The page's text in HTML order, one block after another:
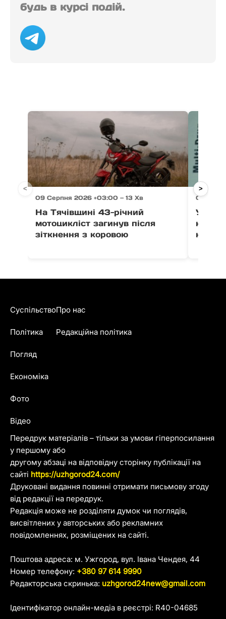
будь в курсі подій.
09 Серпня 2026 +03:00 — 13 Хв
На Тячівщині 43-річний
мотоцикліст загинув після
зіткнення з коровою
09
У
< >
Передрук матеріалів – тільки за умови гіперпосилання
у першому або
другому абзаці на відповідну сторінку публікації на
сайті https://uzhgorod24.com/
Друковані видання повинні отримати письмову згоду
від редакції на передрук.
Редакція може не розділяти думок чи поглядів,
висвітлених у авторських або рекламних
повідомленнях, розміщених на сайті.
Поштова адреса: м. Ужгород, вул. Івана Чендея, 44
Номер телефону: +380 97 614 9990
Редакторська скринька: uzhgorod24new@gmail.com
Ідентифікатор онлайн-медіа в реєстрі: R40-04685
Суспільство
Політика
Погляд
Економіка
Фото
Відео
Про нас
Редакційна політика